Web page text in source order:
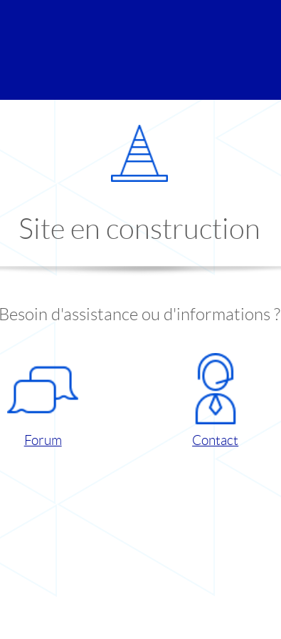
Site en construction
Besoin d'assistance ou d'informations ?
Forum Contact